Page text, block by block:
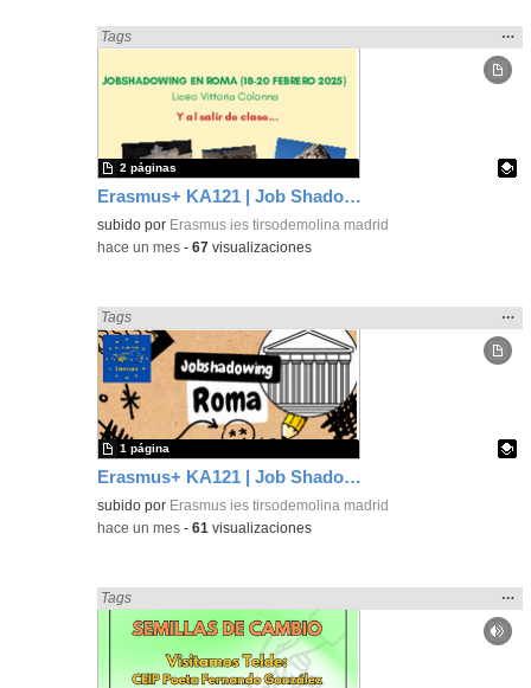
Erasmus+ KA121 | Job Shadowing | Liceo Vittoria Colonna, Rome 2025 | Poster 2
Encontrado «Interdisciplinar» en:
Tags
la
…
Contenido educativo.
subido por Erasmus ies tirsodemolina madrid
2 páginas
-hace un mes -67 visualizaciones
Erasmus+ KA121 | Job Shadowing | Liceo Vittoria Colonna, Rome 2025 | Poster 1
Encontrado «Interdisciplinar» en:
Tags
la
…
Contenido educativo.
subido por Erasmus ies tirsodemolina madrid
1 página
-hace un mes -61 visualizaciones
Encontrado «Interdisciplinar» en:
Tags
la
…